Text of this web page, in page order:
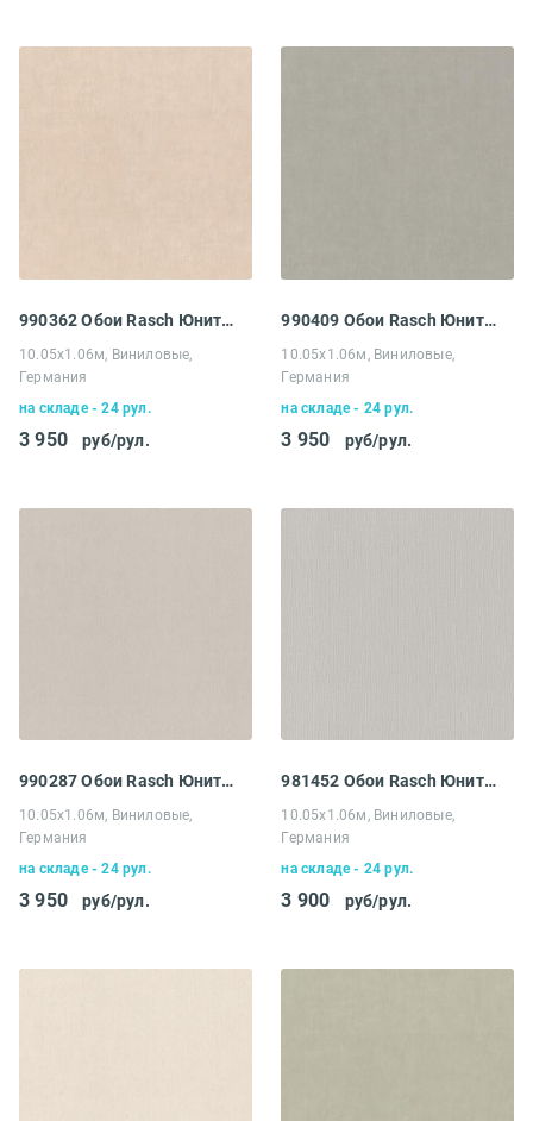
990362 Обои Rasch Юнитекс
10.05х1.06м, Виниловые,
Германия
на складе - 24 рул.
3 950 руб/рул.
990409 Обои Rasch Юнитекс
10.05х1.06м, Виниловые,
Германия
на складе - 24 рул.
3 950 руб/рул.
990287 Обои Rasch Юнитекс
10.05х1.06м, Виниловые,
Германия
на складе - 24 рул.
3 950 руб/рул.
981452 Обои Rasch Юнитекс
10.05х1.06м, Виниловые,
Германия
на складе - 24 рул.
3 900 руб/рул.